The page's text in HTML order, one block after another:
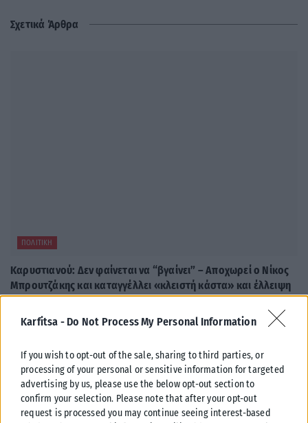
Karfitsa - Do Not Process My Personal Information
If you wish to opt-out of the sale, sharing to third parties, or
processing of your personal or sensitive information for targeted
advertising by us, please use the below opt-out section to
confirm your selection. Please note that after your opt-out
request is processed you may continue seeing interest-based
Σχετικά Άρθρα
ΠΟΛΙΤΙΚΉ
Καρυστιανού: Δεν φαίνεται να “βγαίνει” – Αποχωρεί ο Νίκος
Μπρουτζάκης και καταγγέλλει «κλειστή κάστα» και έλλειψη
λογοδοσίας
Νέο εσωτερικό «ρήγμα» καταγράφεται στην «Ελπίδα για τη
συνιδιοκτήτης του διαδικτυακού καναλιού...
ΑΝΑΡΤΉΘΗΚΕ ΑΠΌΔΉΜΗΤΡΑ ΚΑΤΡΑΜΆΔΟΥ 08/08/2026